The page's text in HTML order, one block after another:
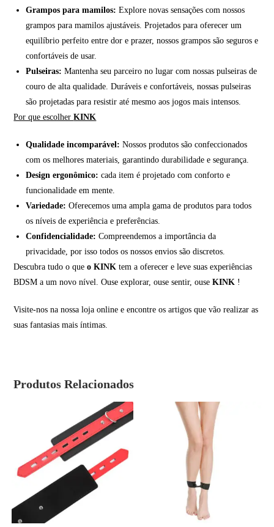
Grampos para mamilos: Explore novas sensações com nossos
grampos para mamilos ajustáveis. Projetados para oferecer um
equilíbrio perfeito entre dor e prazer, nossos grampos são seguros e
confortáveis de usar.
Pulseiras: Mantenha seu parceiro no lugar com nossas pulseiras de
couro de alta qualidade. Duráveis e confortáveis, nossas pulseiras
são projetadas para resistir até mesmo aos jogos mais intensos.
Por que escolherKINK
Qualidade incomparável: Nossos produtos são confeccionados
com os melhores materiais, garantindo durabilidade e segurança.
Design ergonômico: cada item é projetado com conforto e
funcionalidade em mente.
Variedade: Oferecemos uma ampla gama de produtos para todos
os níveis de experiência e preferências.
Confidencialidade: Compreendemos a importância da
privacidade, por isso todos os nossos envios são discretos.
Descubra tudo o queo KINK tem a oferecer e leve suas experiências
BDSM a um novo nível. Ouse explorar, ouse sentir, ouseKINK !
Visite-nos na nossa loja online e encontre os artigos que vão realizar as
suas fantasias mais íntimas.
Produtos Relacionados